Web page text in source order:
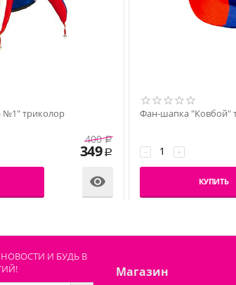
триколор
400 Р
349 Р

Фан-шапка "Ковбой"
+
−
КУПИТЬ
И БУДЬ В
Магазин